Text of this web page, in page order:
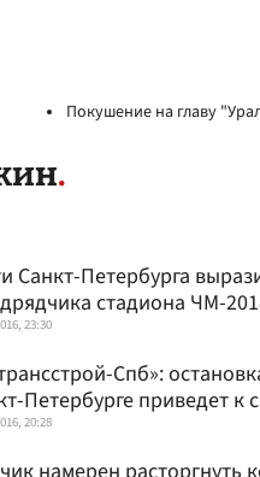
Покушение на главу
Санкт-Петербурга
стадиона ЧМ-
23:30
Спб»:
Петербурге приведет к
20:28